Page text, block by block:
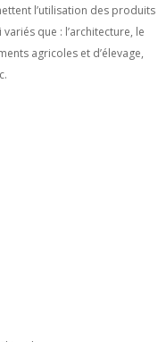
l’utilisation des produits
que : l’architecture, le
agricoles et d’élevage,